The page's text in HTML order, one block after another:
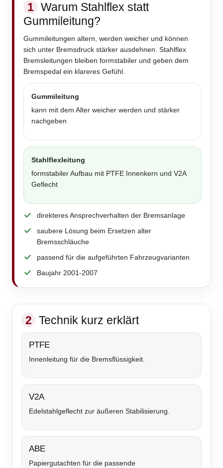
1 Warum Stahlflex statt
Gummileitung?
Gummileitungen altern, werden weicher und können
sich unter Bremsdruck stärker ausdehnen. Stahlflex
Bremsleitungen bleiben formstabiler und geben dem
Bremspedal ein klareres Gefühl.
Gummileitung
kann mit dem Alter weicher werden und stärker
nachgeben
Stahlflexleitung
formstabiler Aufbau mit PTFE Innenkern und V2A
Geflecht
direkteres Ansprechverhalten der Bremsanlage
saubere Lösung beim Ersetzen alter
Bremsschläuche
passend für die aufgeführten Fahrzeugvarianten
Baujahr 2001-2007
2 Technik kurz erklärt
PTFE
Innenleitung für die Bremsflüssigkeit.
V2A
Edelstahlgeflecht zur äußeren Stabilisierung.
ABE
Papiergutachten für die passende